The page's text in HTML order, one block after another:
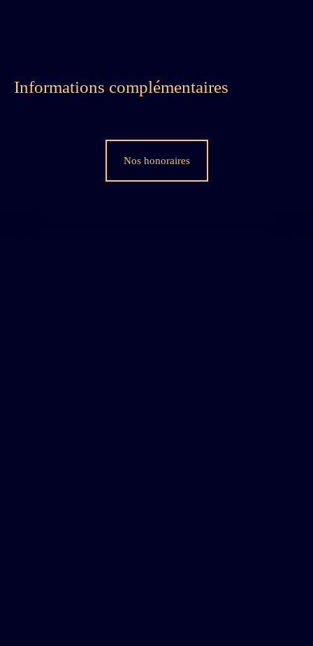
Informations complémentaires
Nos honoraires